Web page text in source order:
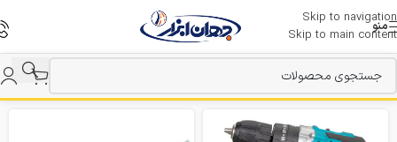
Skip to navigation
Skip to main content
منو